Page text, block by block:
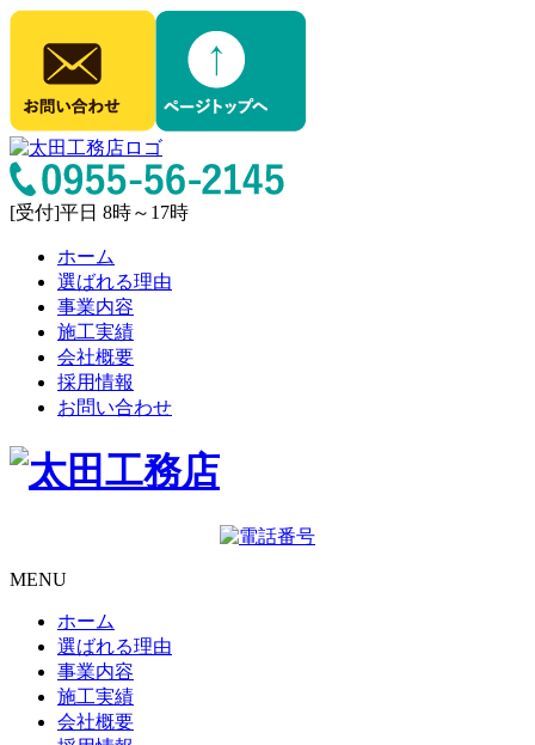
[受付]平日 8時～17時
ホーム
選ばれる理由
事業内容
施工実績
会社概要
採用情報
お問い合わせ
MENU
ホーム
選ばれる理由
事業内容
施工実績
会社概要